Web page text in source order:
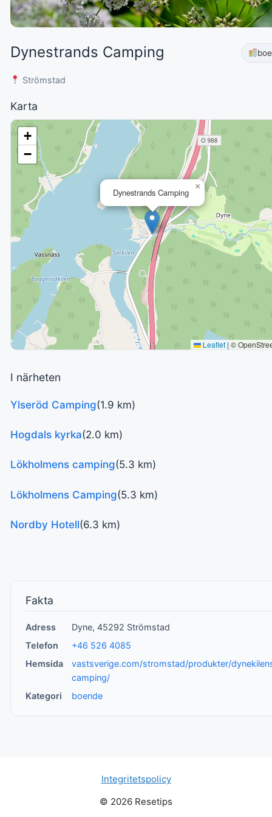
Dynestrands Camping
Strömstad
Karta
Dynestrands Camping
×
+
−
Leaflet | ©
I närheten
Ylseröd Camping(1.9 km)
Hogdals kyrka(2.0 km)
Lökholmens camping(5.3 km)
Lökholmens Camping(5.3 km)
Nordby Hotell(6.3 km)
Fakta
Adress
Dyne, 45292 Strömstad
Telefon
+46 526 4085
Hemsida
vastsverige.com/stromstad/produkter/
camping/
Kategori
boende
Integritetspolicy
© 2026 Resetips